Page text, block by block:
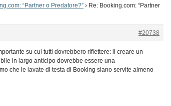
“Partner o Predatore?” › Re: Booking.com: “Partner
#20738
su cui tutti dovrebbero riflettere: il creare un
in largo anticipo dovrebbe essere una
che le lavate di testa di Booking siano servite almeno